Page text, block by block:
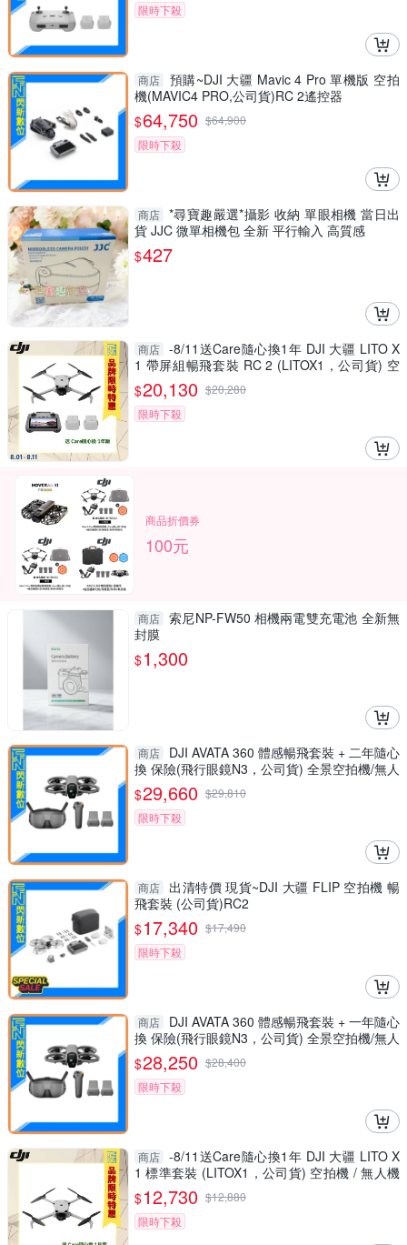
限時下殺
商店
預購~DJI 大疆 Mavic 4 Pro 單機版 空拍
機(MAVIC4 PRO,公司貨)RC 2遙控器
$64,750 $64,900
限時下殺
商店 *尋寶趣嚴選*攝影 收納 單眼相機 當日出
貨 JJC 微單相機包 全新 平行輸入 高質感
$427
商店 -8/11送Care隨心換1年 DJI 大疆 LITO X
1 帶屏組暢飛套裝 RC 2 (LITOX1，公司貨) 空
拍機 / 無人機 免註冊
$20,130 $20,280
限時下殺
商品折價券
100元
商店 索尼NP-FW50 相機兩電雙充電池 全新無
封膜
$1,300
商店
DJI AVATA 360 體感暢飛套裝 + 二年隨心
換 保險(飛行眼鏡N3，公司貨) 全景空拍機/無人
機 AVATA360
$29,660 $29,810
限時下殺
商店
出清特價 現貨~DJI 大疆 FLIP 空拍機 暢
飛套裝 (公司貨)RC2
$17,340 $17,490
限時下殺
商店
DJI AVATA 360 體感暢飛套裝 + 一年隨心
換 保險(飛行眼鏡N3，公司貨) 全景空拍機/無人
機 AVATA360
$28,250 $28,400
限時下殺
商店 -8/11送Care隨心換1年 DJI 大疆 LITO X
1 標準套裝 (LITOX1，公司貨) 空拍機 / 無人機
免註冊 全向避障
$12,730 $12,880
限時下殺